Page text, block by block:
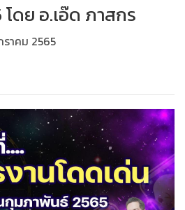
ดย อ.เอ๊ด ภาสกร
าคม 2565